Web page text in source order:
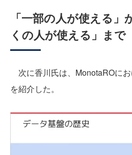
「一部の人が使える」
くの人が使える」まで
次に香川氏は、MonotaROに
を紹介した。